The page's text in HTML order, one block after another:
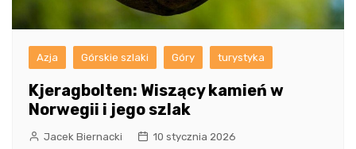
Azja Górskie szlaki Góry turystyka
Kjeragbolten: Wiszący kamień w
Norwegii i jego szlak
Jacek Biernacki 10 stycznia 2026